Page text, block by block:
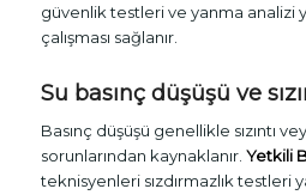
güvenlik testleri ve yanma analizi
çalışması sağlanır.
Su basınç düşüşü ve
Basınç düşüşü genellikle sızıntı
sorunlarından kaynaklanır. Yetkili
teknisyenleri sızdırmazlık testleri